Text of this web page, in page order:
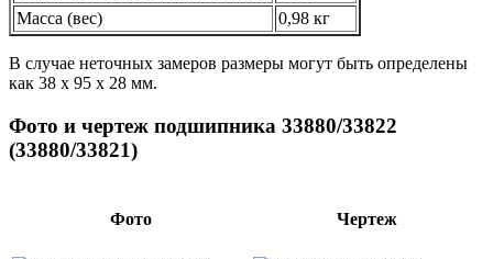
Масса (вес)
0,98 кг
В случае неточных замеров размеры могут быть определены
как 38 х 95 х 28 мм.
Фото и чертеж подшипника 33880/33822
(33880/33821)
Фото Чертеж